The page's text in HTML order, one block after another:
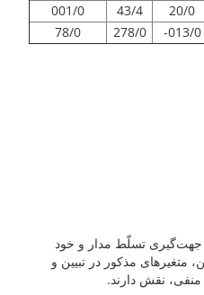
20/0
43/4
001/0
013/0-
278/0
78/0
تسلّط مدار و خود
متغیرهای مذکور در تبیین و
نقش دارند.